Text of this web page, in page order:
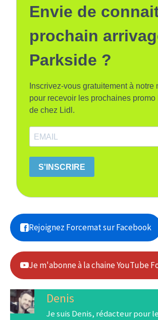
Envie de
prochain
Parkside ?
Inscrivez-vous gratuitement à notre
pour recevoir les prochaines promo
de chez Lidl.
S'INSCRIRE
Rejoignez Forcemat sur Facebook
Je m'abonne à la chaine YouTube
Denis
Je suis Denis, rédacteur pour